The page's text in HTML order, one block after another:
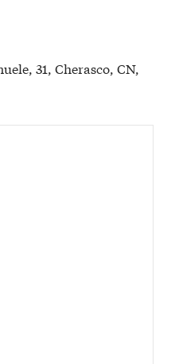
31, Cherasco, CN,